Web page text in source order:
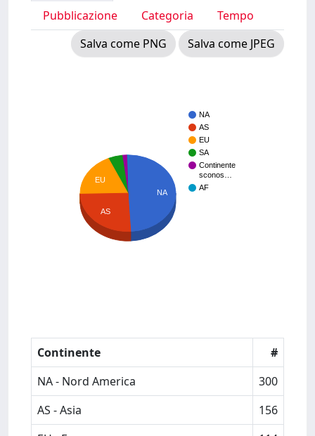
Pubblicazione
Categoria
Tempo
Salva come PNG
Salva come JPEG
NA
AS
EU
SA
Continente
sconos…
AF
NA
EU
AS
Continente
#
NA - Nord America
300
AS - Asia
156